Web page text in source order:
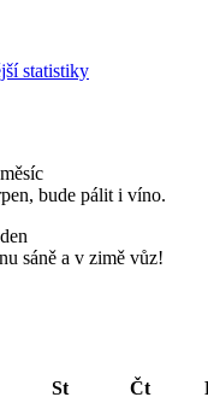
statistiky
bude pálit i víno.
sáně a v zimě vůz!
St Čt